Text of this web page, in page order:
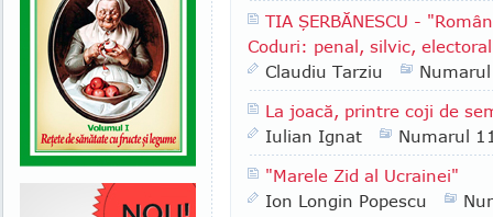
TIA ŞERBĂNESCU -
Coduri: penal, silvic,
Claudiu Tarziu
La joacă, printre coji de
Iulian Ignat
Numarul
"Marele Zid al Ucrainei"
Ion Longin Popescu